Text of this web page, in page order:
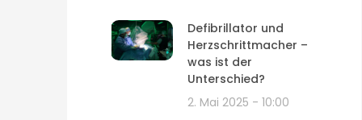
Defibrillator und
Herzschrittmacher –
was ist der
Unterschied?
2. Mai 2025
10:00